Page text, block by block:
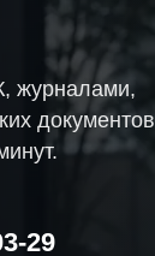
журналами,
документов
29